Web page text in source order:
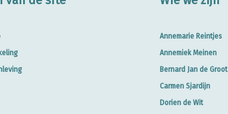
Annemarie Reintjes
Annemiek Meinen
Bernard Jan de Groot
Carmen Sjardijn
Dorien de Wit